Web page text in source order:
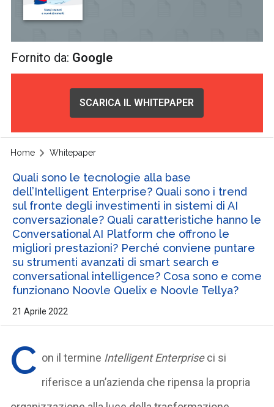
Fornito da: Google
SCARICA IL WHITEPAPER
Home Whitepaper
Quali sono le tecnologie alla base
dell’Intelligent Enterprise? Quali sono i trend
sul fronte degli investimenti in sistemi di AI
conversazionale? Quali caratteristiche hanno le
Conversational AI Platform che offrono le
migliori prestazioni? Perché conviene puntare
su strumenti avanzati di smart search e
conversational intelligence? Cosa sono e come
funzionano Noovle Quelix e Noovle Tellya?
21 Aprile 2022
C on il termine Intelligent Enterpriseci si
riferisce a un’azienda che ripensa la propria